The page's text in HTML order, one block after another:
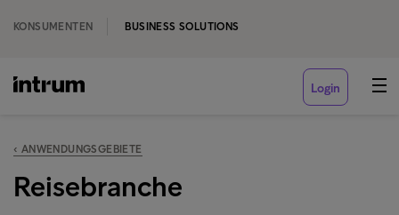
KONSUMENTEN BUSINESS SOLUTIONS
Login
‹ ANWENDUNGSGEBIETE
Reisebranche